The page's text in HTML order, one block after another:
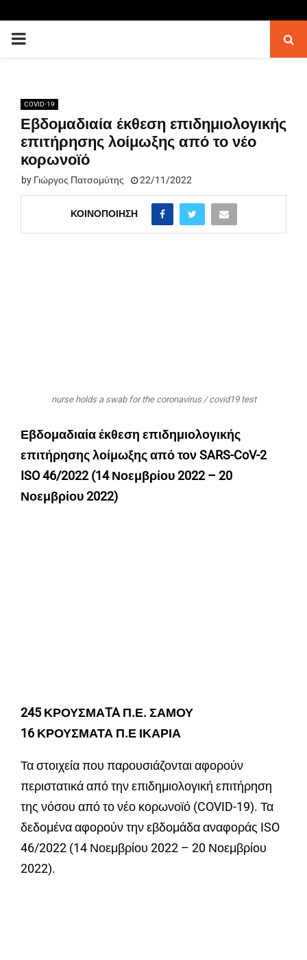
PRIMARY
COVID-19
Εβδομαδιαία έκθεση επιδημιολογικής
επιτήρησης λοίμωξης από το νέο
κορωνοϊό
by Γιώργος Πατσομύτης 22/11/2022
ΚΟΙΝΟΠΟΊΗΣΗ
nurse holds a swab for the coronavirus / covid19 test
Εβδομαδιαία έκθεση επιδημιολογικής
επιτήρησης λοίμωξης από τον SARS-CoV-2
ISO 46/2022 (14 Νοεμβρίου 2022 – 20
Νοεμβρίου 2022)
245 ΚΡΟΥΣΜΑTA Π.Ε. ΣΑΜΟΥ
16 ΚΡΟΥΣΜΑΤΑ Π.Ε ΙΚΑΡΙΑ
Τα στοιχεία που παρουσιάζονται αφορούν
περιστατικά από την επιδημιολογική επιτήρηση
της νόσου από το νέο κορωνοϊό (COVID-19). Τα
δεδομένα αφορούν την εβδομάδα αναφοράς ISO
46/2022 (14 Νοεμβρίου 2022 – 20 Νοεμβρίου
2022).